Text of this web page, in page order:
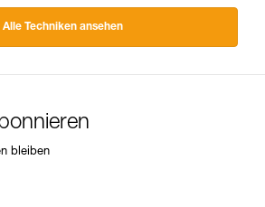
Alle Techniken ansehen
bleiben